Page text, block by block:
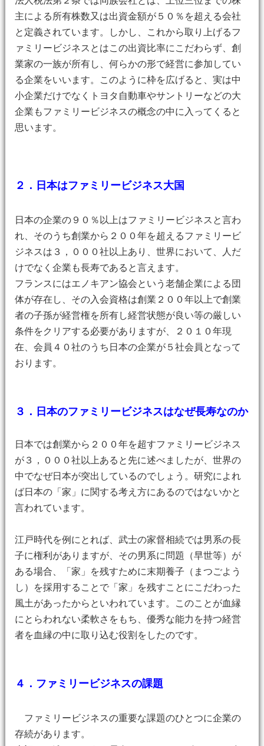
主による所有株数又は出資金額が５０％を超える会社
と定義されています。しかし、これから取り上げるフ
ァミリービジネスとはこの出資比率にこだわらず、創
業家の一族が所有し、何らかの形で経営に参加してい
る企業をいいます。このように枠を広げると、実は中
小企業だけでなくトヨタ自動車やサントリーなどの大
企業もファミリービジネスの概念の中に入ってくると
思います。
２．日本はファミリービジネス大国
日本の企業の９０％以上はファミリービジネスと言わ
れ、そのうち創業から２００年を超えるファミリービ
ジネスは３，０００社以上あり、世界において、人だ
けでなく企業も長寿であると言えます。
フランスにはエノキアン協会という老舗企業による団
体が存在し、その入会資格は創業２００年以上で創業
者の子孫が経営権を所有し経営状態が良い等の厳しい
条件をクリアする必要がありますが、２０１０年現
在、会員４０社のうち日本の企業が５社会員となって
おります。
３．日本のファミリービジネスはなぜ長寿なのか
日本では創業から２００年を超すファミリービジネス
が３，０００社以上あると先に述べましたが、世界の
中でなぜ日本が突出しているのでしょう。研究によれ
ば日本の「家」に関する考え方にあるのではないかと
言われています。
江戸時代を例にとれば、武士の家督相続では男系の長
子に権利がありますが、その男系に問題（早世等）が
ある場合、「家」を残すために末期養子（まつごよう
し）を採用することで「家」を残すことにこだわった
風土があったからといわれています。このことが血縁
にとらわれない柔軟さをもち、優秀な能力を持つ経営
者を血縁の中に取り込む役割をしたのです。
４．ファミリービジネスの課題
ファミリービジネスの重要な課題のひとつに企業の
存続があります。